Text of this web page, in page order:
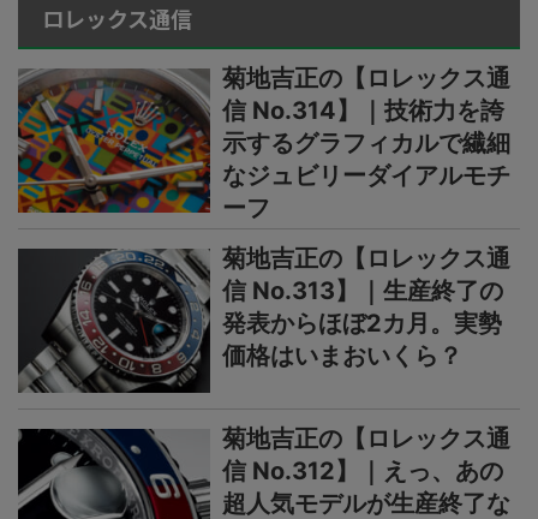
ロレックス通信
菊地吉正の【ロレックス通
信 No.314】｜技術力を誇
示するグラフィカルで繊細
なジュビリーダイアルモチ
ーフ
菊地吉正の【ロレックス通
信 No.313】｜生産終了の
発表からほぼ2カ月。実勢
価格はいまおいくら？
菊地吉正の【ロレックス通
信 No.312】｜えっ、あの
超人気モデルが生産終了な